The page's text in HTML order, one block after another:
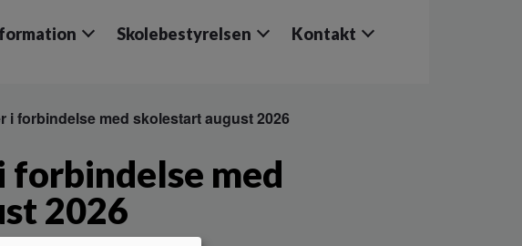
Skolebestyrelsen Kontakt
i forbindelse med skolestart august 2026
med
2026